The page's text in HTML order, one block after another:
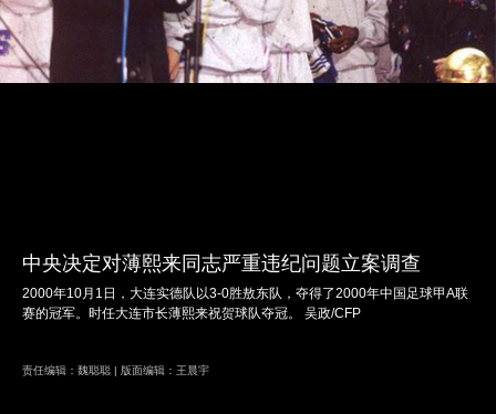
中央决定对薄熙来同志严重违纪问题立案调查
2000年10月1日，大连实德队以3-0胜敖东队，夺得了2000年中国足球甲A联
赛的冠军。时任大连市长薄熙来祝贺球队夺冠。 吴政/CFP
责任编辑：魏聪聪 | 版面编辑：王晨宇